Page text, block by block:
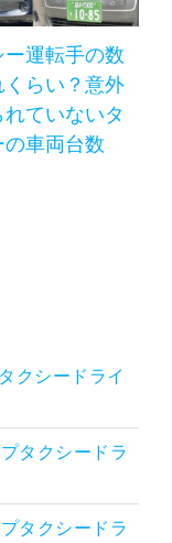
運転手の数
らい？意外
ていないタ
車両台数
クシードライ
タクシードラ
タクシードラ